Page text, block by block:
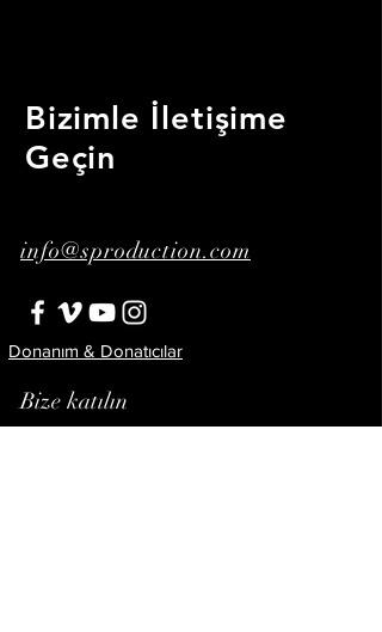
Bizimle İletişime
Geçin
info@sproduction.com
Donanım & Donatıcılar
Bize katılın